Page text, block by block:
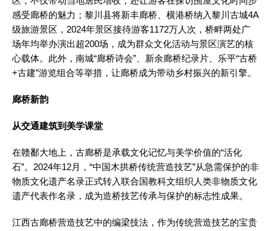
感受廊桥的魅力；黎川县将新丰廊桥、横港桥纳入黎川古城4A
级旅游景区，2024年景区接待游客1172万人次，桥畔两处广
场年均举办演出超200场，成为群众文化活动与景区演艺的核
心载体。此外，南城“廊桥诗会”、新余廊桥纪录片、乐平“古桥
+古建”游览组合等举措，让廊桥成为带动乡村振兴的新引擎。
廊桥新韵
从交通建筑到美学课堂
在赣鄱大地上，古廊桥是承载文化记忆与美学价值的“活化
石”。2024年12月，“中国木拱桥传统营造技艺”从急需保护的非
物质文化遗产名录正式转入联合国教科文组织人类非物质文化
遗产代表作名录，成为造桥技艺传承与保护的标志性成果。
江西古廊桥营造技艺中的编梁技法，作为传统营造技艺的宝贵